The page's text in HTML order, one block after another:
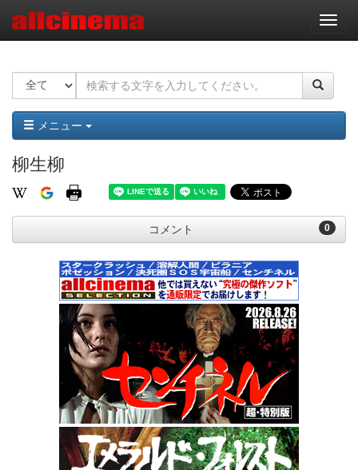
ナ
ビ
ー
ョ
ン
メニュー
柳生柳
0
コメント